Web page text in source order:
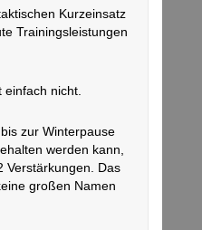
Kurzeinsatz
Trainingsleistungen
nicht.
zur Winterpause
werden kann,
Verstärkungen. Das
großen Namen